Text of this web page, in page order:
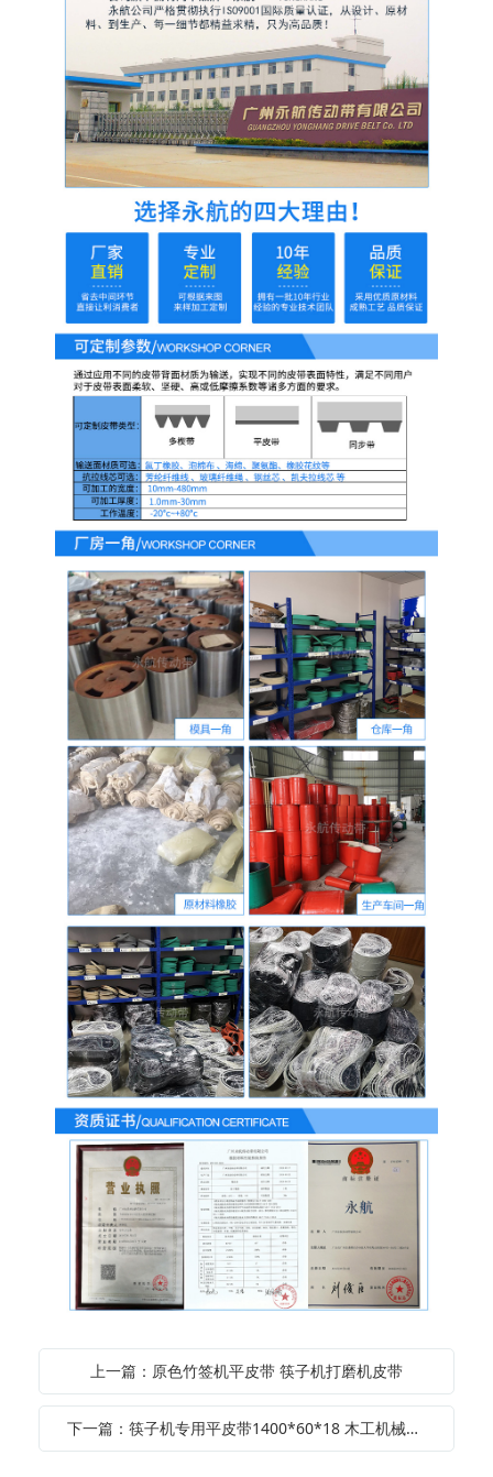
上一篇：原色竹签机平皮带 筷子机打磨机皮带
下一篇：筷子机专用平皮带1400*60*18 木工机械传动平皮带